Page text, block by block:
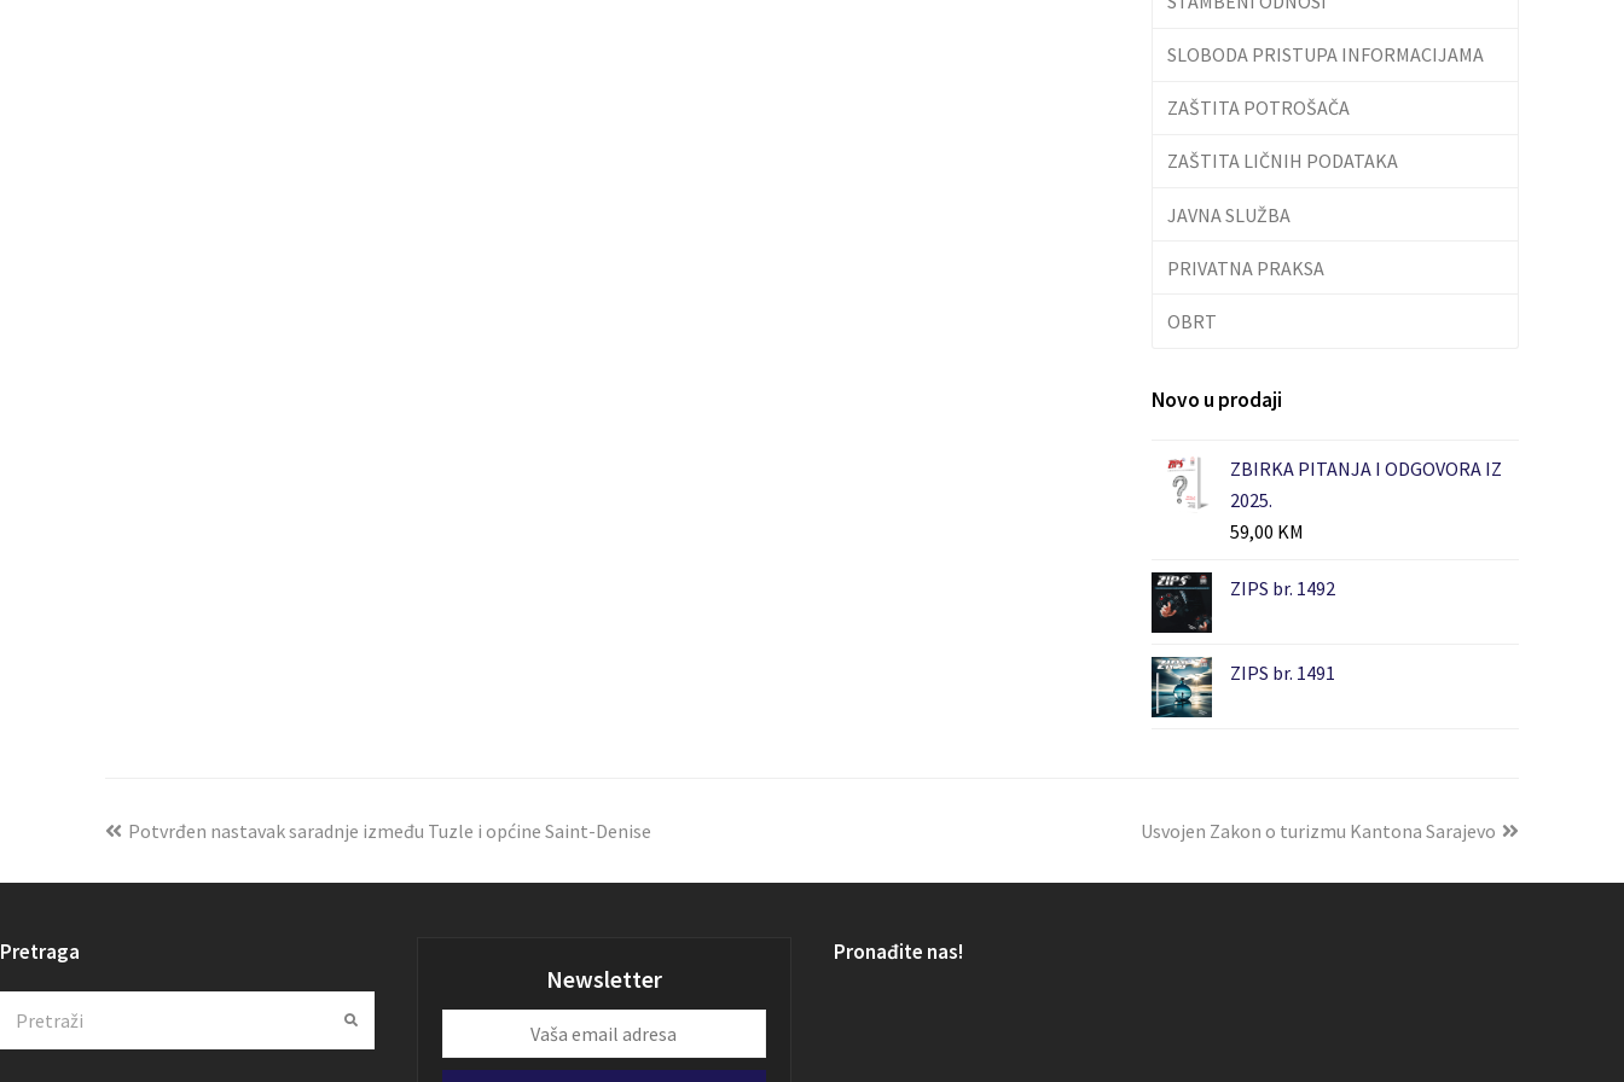
SLOBODA PRISTUPA INFORMACIJAMA
ZAŠTITA POTROŠAČA
ZAŠTITA LIČNIH PODATAKA
JAVNA SLUŽBA
PRIVATNA PRAKSA
OBRT
Novo u prodaji
ZBIRKA PITANJA I ODGOVORA IZ
2025.
59,00 KM
ZIPS br. 1492
ZIPS br. 1491
Potvrđen nastavak saradnje između Tuzle i općine Saint-Denise Usvojen Zakon o turizmu Kantona Sarajevo
Pretraga
Submit
Newsletter
email
Pronađite nas!